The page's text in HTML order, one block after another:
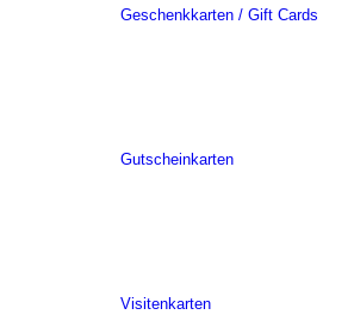
Geschenkkarten / Gift Cards
Gutscheinkarten
Visitenkarten